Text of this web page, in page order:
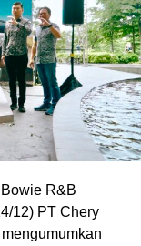
R&B
12) PT Chery